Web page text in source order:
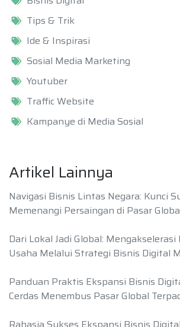
Tips & Trik
Ide & Inspirasi
Sosial Media Marketing
Youtuber
Traffic Website
Kampanye di Media Sosial
Artikel Lainnya
Navigasi Bisnis Lintas Negara: Kunci
Memenangi Persaingan di Pasar
Dari Lokal Jadi Global:
Usaha Melalui Strategi Bisnis Digital
Panduan Praktis Ekspansi Bisnis
Cerdas Menembus Pasar Global